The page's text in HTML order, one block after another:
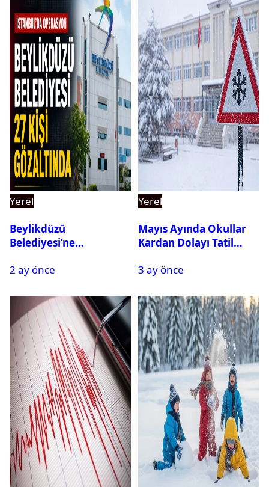
Yerel
Beylikdüzü
Belediyesi’ne
Gözaltına Alındı
2 ay önce
Yerel
Mayıs Ayında Okullar
Kardan Dolayı Tatil
3 ay önce